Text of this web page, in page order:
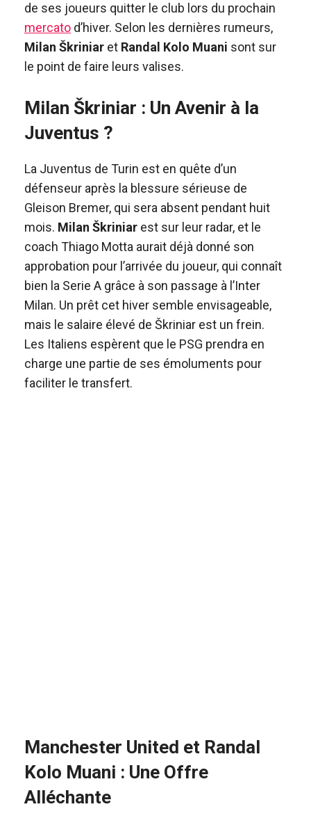
de ses joueurs quitter le club lors du prochain
mercato d’hiver. Selon les dernières rumeurs,
Milan Škriniar et Randal Kolo Muani sont sur
le point de faire leurs valises.
Milan Škriniar : Un Avenir à la
Juventus ?
La Juventus de Turin est en quête d’un
défenseur après la blessure sérieuse de
Gleison Bremer, qui sera absent pendant huit
mois. Milan Škriniar est sur leur radar, et le
coach Thiago Motta aurait déjà donné son
approbation pour l’arrivée du joueur, qui connaît
bien la Serie A grâce à son passage à l’Inter
Milan. Un prêt cet hiver semble envisageable,
mais le salaire élevé de Škriniar est un frein.
Les Italiens espèrent que le PSG prendra en
charge une partie de ses émoluments pour
faciliter le transfert.
Manchester United et Randal
Kolo Muani : Une Offre
Alléchante